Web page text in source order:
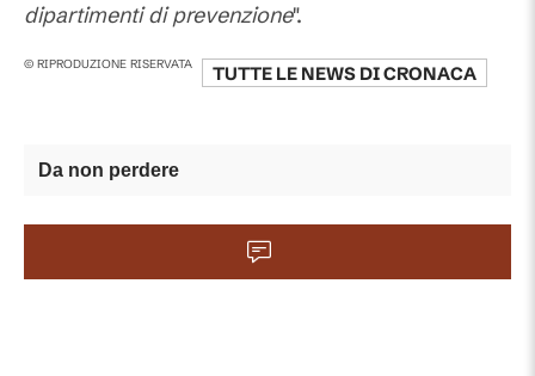
dipartimenti di prevenzione".
© RIPRODUZIONE RISERVATA TUTTE LE NEWS DICRONACA
Da non perdere